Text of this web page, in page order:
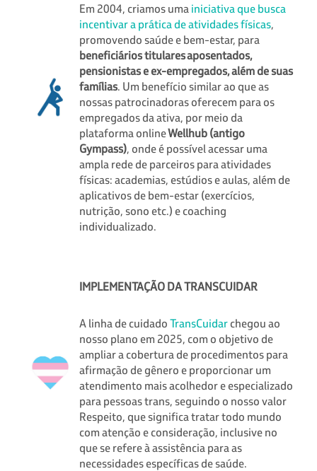
Em 2004, criamos uma iniciativa que busca
incentivar a prática de atividades físicas,
promovendo saúde e bem-estar, para
beneficiários titulares aposentados,
pensionistas e ex-empregados, além de suas
famílias. Um benefício similar ao que as
nossas patrocinadoras oferecem para os
empregados da ativa, por meio da
plataforma onlineWellhub (antigo
Gympass), onde é possível acessar uma
ampla rede de parceiros para atividades
físicas: academias, estúdios e aulas, além de
aplicativos de bem-estar (exercícios,
nutrição, sono etc.) e coaching
individualizado.
IMPLEMENTAÇÃO DA TRANSCUIDAR
A linha de cuidadoTransCuidarchegou ao
nosso plano em 2025, com o objetivo de
ampliar a cobertura de procedimentos para
afirmação de gênero e proporcionar um
atendimento mais acolhedor e especializado
para pessoas trans, seguindo o nosso valor
Respeito, que significa tratar todo mundo
com atenção e consideração, inclusive no
que se refere à assistência para as
necessidades específicas de saúde.